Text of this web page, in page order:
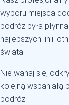
wyboru miejsca
podróż była
najlepszych linii
świata!
Nie wahaj się,
kolejną wspaniałą
podróż!